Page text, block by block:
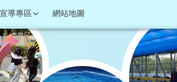
宣導專區 網站地圖